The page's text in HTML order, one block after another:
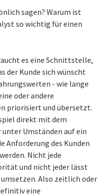
sagen? Warum ist
so wichtig für einen
es eine Schnittstelle,
der Kunde sich wünscht
- wie lange
oder andere
priorisiert und übersetzt.
direkt mit dem
Umständen auf ein
Anforderung des Kunden
Nicht jede
und nicht jeder lässt
Also zeitlich oder
eine